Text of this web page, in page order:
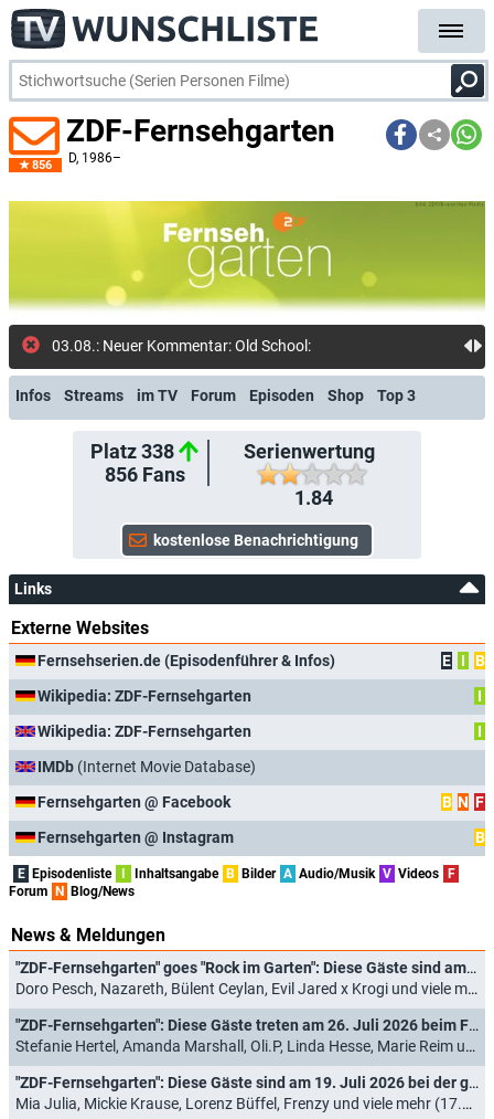
856
ZDF-Fernsehgarten
D, 1986–
Infos Streams im TV Forum Episoden Shop Top 3
Platz 338
856Fans
Serienwertung
1.84
Links
Externe Websites
Fernsehserien.de (Episodenführer & Infos) E I
B
Wikipedia: ZDF-Fernsehgarten
I
Wikipedia: ZDF-Fernsehgarten
I
IMDb (Internet Movie Database)
Fernsehgarten @ Facebook
B N F
Fernsehgarten @ Instagram
B
E Episodenliste I Inhaltsangabe B Bilder A Audio/Musik V Videos F
Forum N Blog/News
News & Meldungen
"ZDF-Fernsehgarten" goes "Rock im Garten": Diese Gäste sind am 2. August 2026 dabei
Doro Pesch, Nazareth, Bülent Ceylan, Evil Jared x Krogi und viele mehr (31.07.2026)
"ZDF-Fernsehgarten": Diese Gäste treten am 26. Juli 2026 beim Family Battle auf
Stefanie Hertel, Amanda Marshall, Oli.P, Linda Hesse, Marie Reim und mehr (24.07.2026)
"ZDF-Fernsehgarten": Diese Gäste sind am 19. Juli 2026 bei der großen Mallorca-Party dabei
Mia Julia, Mickie Krause, Lorenz Büffel, Frenzy und viele mehr (17.07.2026)